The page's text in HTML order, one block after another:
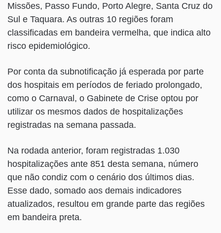
Missões, Passo Fundo, Porto Alegre, Santa Cruz do
Sul e Taquara. As outras 10 regiões foram
classificadas em bandeira vermelha, que indica alto
risco epidemiológico.
Por conta da subnotificação já esperada por parte
dos hospitais em períodos de feriado prolongado,
como o Carnaval, o Gabinete de Crise optou por
utilizar os mesmos dados de hospitalizações
registradas na semana passada.
Na rodada anterior, foram registradas 1.030
hospitalizações ante 851 desta semana, número
que não condiz com o cenário dos últimos dias.
Esse dado, somado aos demais indicadores
atualizados, resultou em grande parte das regiões
em bandeira preta.